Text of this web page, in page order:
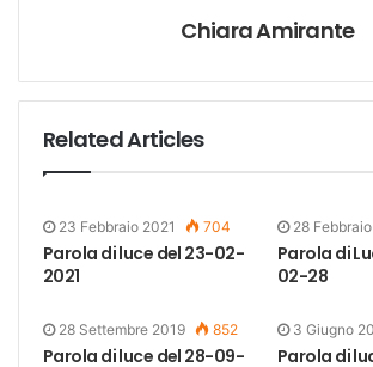
Chiara Amirante
Related Articles
23 Febbraio 2021 704
Parola di luce del 23-02-
2021
28
Parola di
02-28
28 Settembre 2019 852
Parola di luce del 28-09-
3 Giugno
Parola di